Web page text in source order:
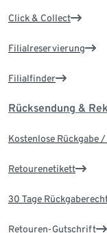
Click & Collect
Filialreservierung
Filialfinder
Rücksendung &
Kostenlose Rückgabe
Retourenetikett
30 Tage
Retouren-Gutschrift